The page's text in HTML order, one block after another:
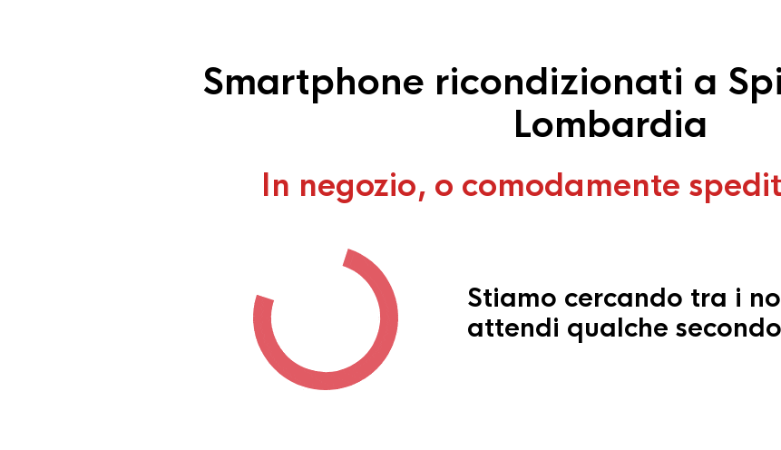
Smartphone ricondizionati a
Lombardia
In negozio, o comodamente
Stiamo cercando tra i
attendi qualche